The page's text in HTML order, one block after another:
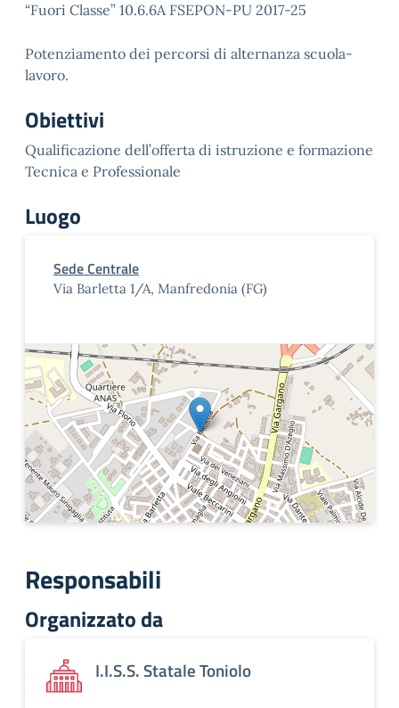
“Fuori Classe” 10.6.6A FSEPON-PU 2017-25
Potenziamento dei percorsi di alternanza scuola-
lavoro.
Obiettivi
Qualificazione dell’offerta di istruzione e formazione
Tecnica e Professionale
Luogo
Sede Centrale
Via Barletta 1/A, Manfredonia (FG)
Responsabili
Organizzato da
I.I.S.S. Statale Toniolo